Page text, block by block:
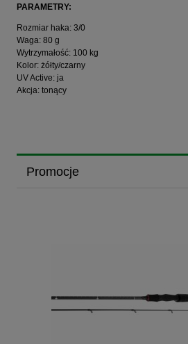
PARAMETRY:
Rozmiar haka: 3/0
Waga: 80 g
Wytrzymałość: 100 kg
Kolor: żółty/czarny
UV Active: ja
Akcja: tonący
Promocje